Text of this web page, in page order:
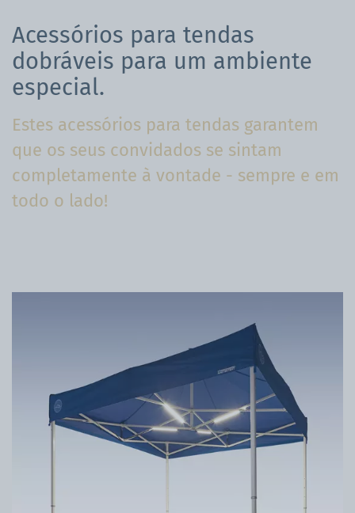
Acessórios para tendas
dobráveis para um ambiente
especial.
Estes acessórios para tendas garantem
que os seus convidados se sintam
completamente à vontade - sempre e em
todo o lado!